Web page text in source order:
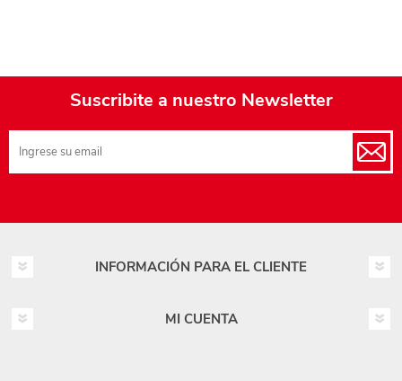
Suscribite a nuestro Newsletter
INFORMACIÓN PARA EL CLIENTE
MI CUENTA